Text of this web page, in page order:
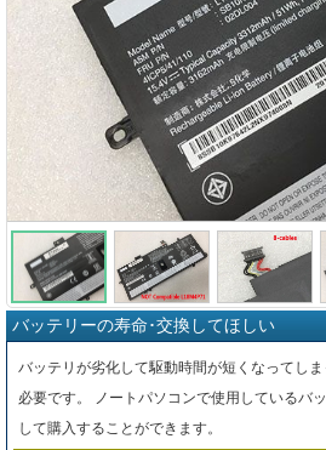
バッテリーの寿命･交換してほしい
バッテリが劣化して駆動時間が短くなってし
必要です。 ノートパソコンで使用しているバ
して購入することができます。